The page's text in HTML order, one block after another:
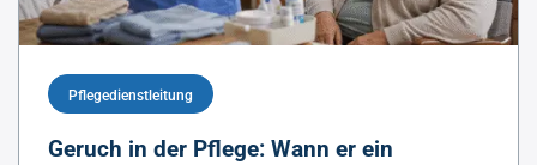
Pflegedienstleitung
Geruch in der Pflege: Wann er ein